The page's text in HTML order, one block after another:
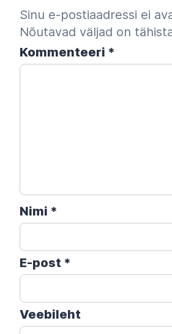
Sinu e-postiaadressi ei
Nõutavad väljad on
Kommenteeri *
Nimi *
E-post *
Veebileht